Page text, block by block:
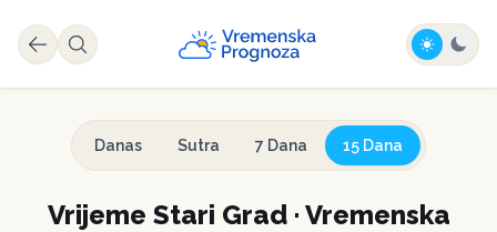
Danas Sutra 7 Dana 15 Dana
Vrijeme Stari Grad· Vremenska